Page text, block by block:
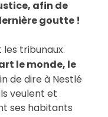
afin de
goutte !
les tribunaux.
le monde, le
de dire à Nestlé
veulent et
ses habitants